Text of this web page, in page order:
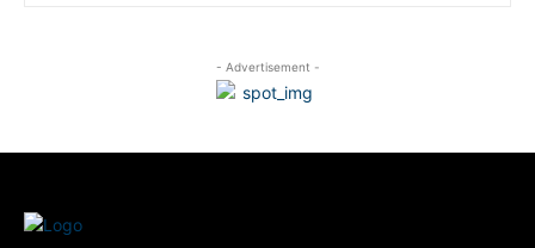
- Advertisement -